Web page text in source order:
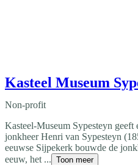
Kasteel Museum
Non-profit
Kasteel-Museum Sypesteyn
jonkheer Henri van Sypesteyn
eeuwse Sijpekerk bouwde de
eeuw, het ... Toon meer